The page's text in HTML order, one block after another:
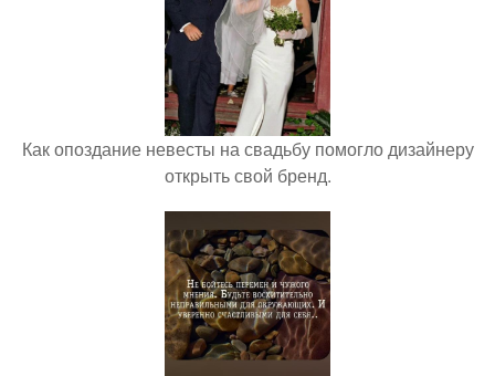
Как опоздание невесты на свадьбу помогло дизайнеру
открыть свой бренд.